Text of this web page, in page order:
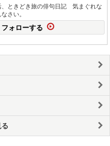
、ときどき旅の俳句日記 気まぐれな
さい。
フォローする